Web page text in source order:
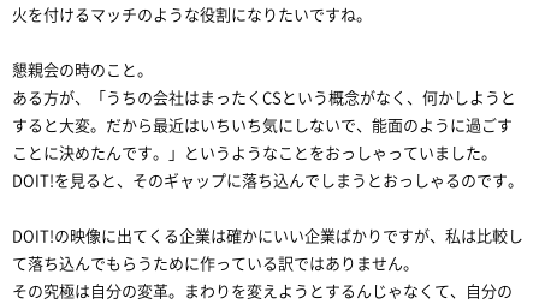
火を付けるマッチのような役割になりたいですね。
懇親会の時のこと。
ある方が、「うちの会社はまったくCSという概念がなく、何かしようと
すると大変。だから最近はいちいち気にしないで、能面のように過ごす
ことに決めたんです。」というようなことをおっしゃっていました。
DOIT!を見ると、そのギャップに落ち込んでしまうとおっしゃるのです。
DOIT!の映像に出てくる企業は確かにいい企業ばかりですが、私は比較し
て落ち込んでもらうために作っている訳ではありません。
その究極は自分の変革。まわりを変えようとするんじゃなくて、自分の